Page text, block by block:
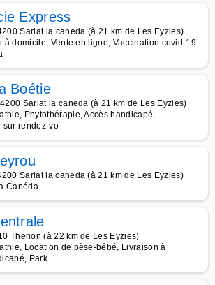
Express
Sarlat la caneda (à 21 km de Les Eyzies)
à domicile, Vente en ligne, Vaccination covid-19
Boétie
Sarlat la caneda (à 21 km de Les Eyzies)
Phytothérapie, Accès handicapé,
sur rendez-vo
Sarlat la caneda (à 21 km de Les Eyzies)
Canéda
Thenon (à 22 km de Les Eyzies)
Location de pèse-bébé, Livraison à
Park